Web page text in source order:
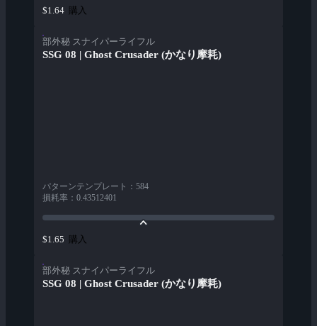
$1.64 購入
部外秘 スナイパーライフル
SSG 08 | Ghost Crusader (かなり摩耗)
パターンテンプレート ： 584
損耗率 ： 0.43512401
$1.65 購入
部外秘 スナイパーライフル
SSG 08 | Ghost Crusader (かなり摩耗)